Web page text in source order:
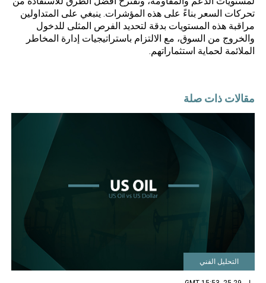
تحركات السعر بناءً على هذه المؤشرات. ينبغي على المتداولين
مراقبة هذه المستويات بدقة لتحديد الفرص المثلى للدخول
والخروج من السوق، مع الالتزام باستراتيجيات إدارة المخاطر
الملائمة لحماية استثماراتهم.
مقالات ذات صلة
التحليل الفني